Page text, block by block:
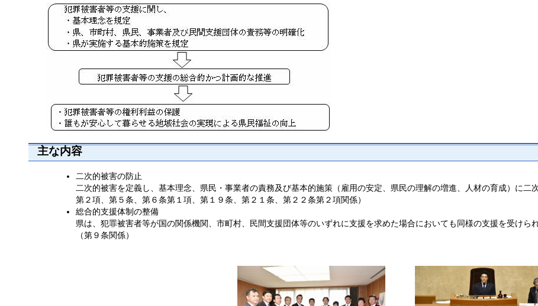
主な内容
二次的被害の防止
二次的被害を定義し、基本理念、県民・事業者の責務及び基本的施策（雇用の安定、県民の理解の増進、人材の育成）に
第２項、第５条、第６条第１項、第１９条、第２１条、第２２条第２項関係）
総合的支援体制の整備
県は、犯罪被害者等が国の関係機関、市町村、民間支援団体等のいずれに支援を求めた場合においても同様の支援を受けら
（第９条関係）